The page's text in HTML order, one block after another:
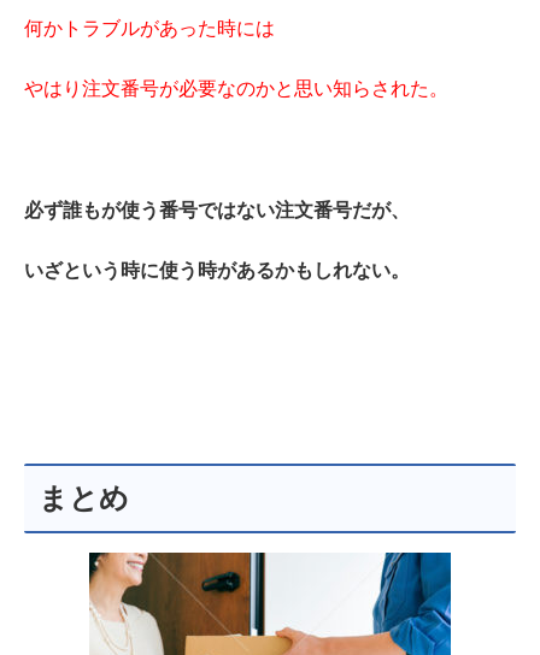
何かトラブルがあった時には
やはり注文番号が必要なのかと思い知らされた。
必ず誰もが使う番号ではない注文番号だが、
いざという時に使う時があるかもしれない。
まとめ